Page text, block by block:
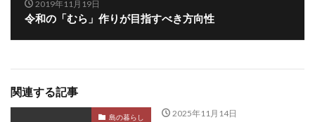
2019年11月19日
令和の「むら」作りが目指すべき方向性
関連する記事
島の暮らし 2025年11月14日